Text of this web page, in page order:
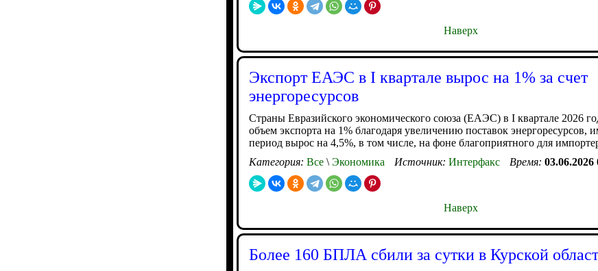
Наверх
Экспорт ЕАЭС в I квартале вырос на 1% за счет
энергоресурсов
Страны Евразийского экономического союза (ЕАЭС) в I квартале 2026
объем экспорта на 1% благодаря увеличению поставок энергоресурсов,
период вырос на 4,5%, в том числе, на фоне благоприятного для
Категория: Все \ Экономика Источник: Интерфакс Время: 03.06.2026
Наверх
Более 160 БПЛА сбили за сутки в Курской